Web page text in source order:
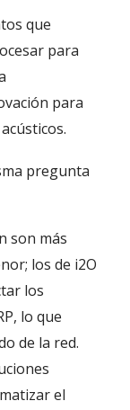
que
para
para
pregunta
son más
los de i2O
los
lo que
de la red.
el